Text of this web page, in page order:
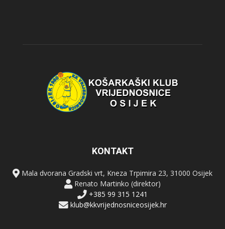
KONTAKT
Mala dvorana Gradski vrt, Kneza Trpimira 23, 31000 Osijek
Renato Martinko (direktor)
+385 99 315 1241
klub@kkvrijednosniceosijek.hr